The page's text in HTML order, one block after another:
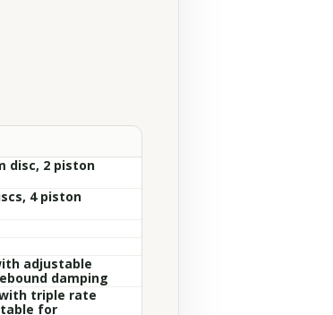
disc, 2 piston
4 piston
adjustable
damping
triple rate
for